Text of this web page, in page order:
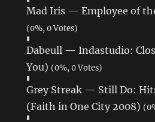
Mad Iris — Employee of
(0%, 0 Votes)
Dabeull — Indastudio:
You) (0%, 0 Votes)
Grey Streak — Still Do:
(Faith in One City 2008)